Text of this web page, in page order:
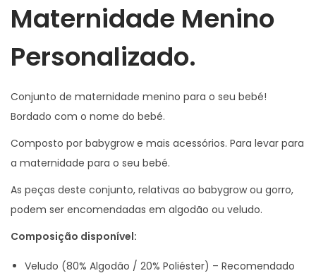
e
a
n
i
d
a
e
M
Maternidade Menino
Personalizado.
Conjunto de maternidade menino para o seu bebé!
Bordado com o nome do bebé.
Composto por babygrow e mais acessórios. Para levar para
a maternidade para o seu bebé.
As peças deste conjunto, relativas ao babygrow ou gorro,
podem ser encomendadas em algodão ou veludo.
Composição disponível:
Veludo (80% Algodão / 20% Poliéster) – Recomendado